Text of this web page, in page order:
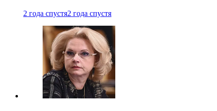
2 года спустя2 года спустя